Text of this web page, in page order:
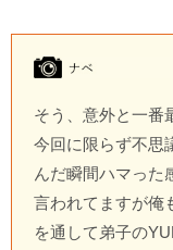
そう、意外と一番
今回に限らず不思
んだ瞬間ハマった
言われてますが俺
を通して弟子の